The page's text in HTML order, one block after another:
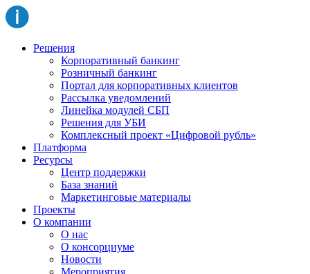
Решения
Корпоративный банкинг
Розничный банкинг
Портал для корпоративных клиентов
Рассылка уведомлений
Линейка модулей СБП
Решения для УБИ
Комплексный проект «Цифровой рубль»
Платформа
Ресурсы
Центр поддержки
База знаний
Маркетинговые материалы
Проекты
О компании
О нас
О консорциуме
Новости
Мероприятия